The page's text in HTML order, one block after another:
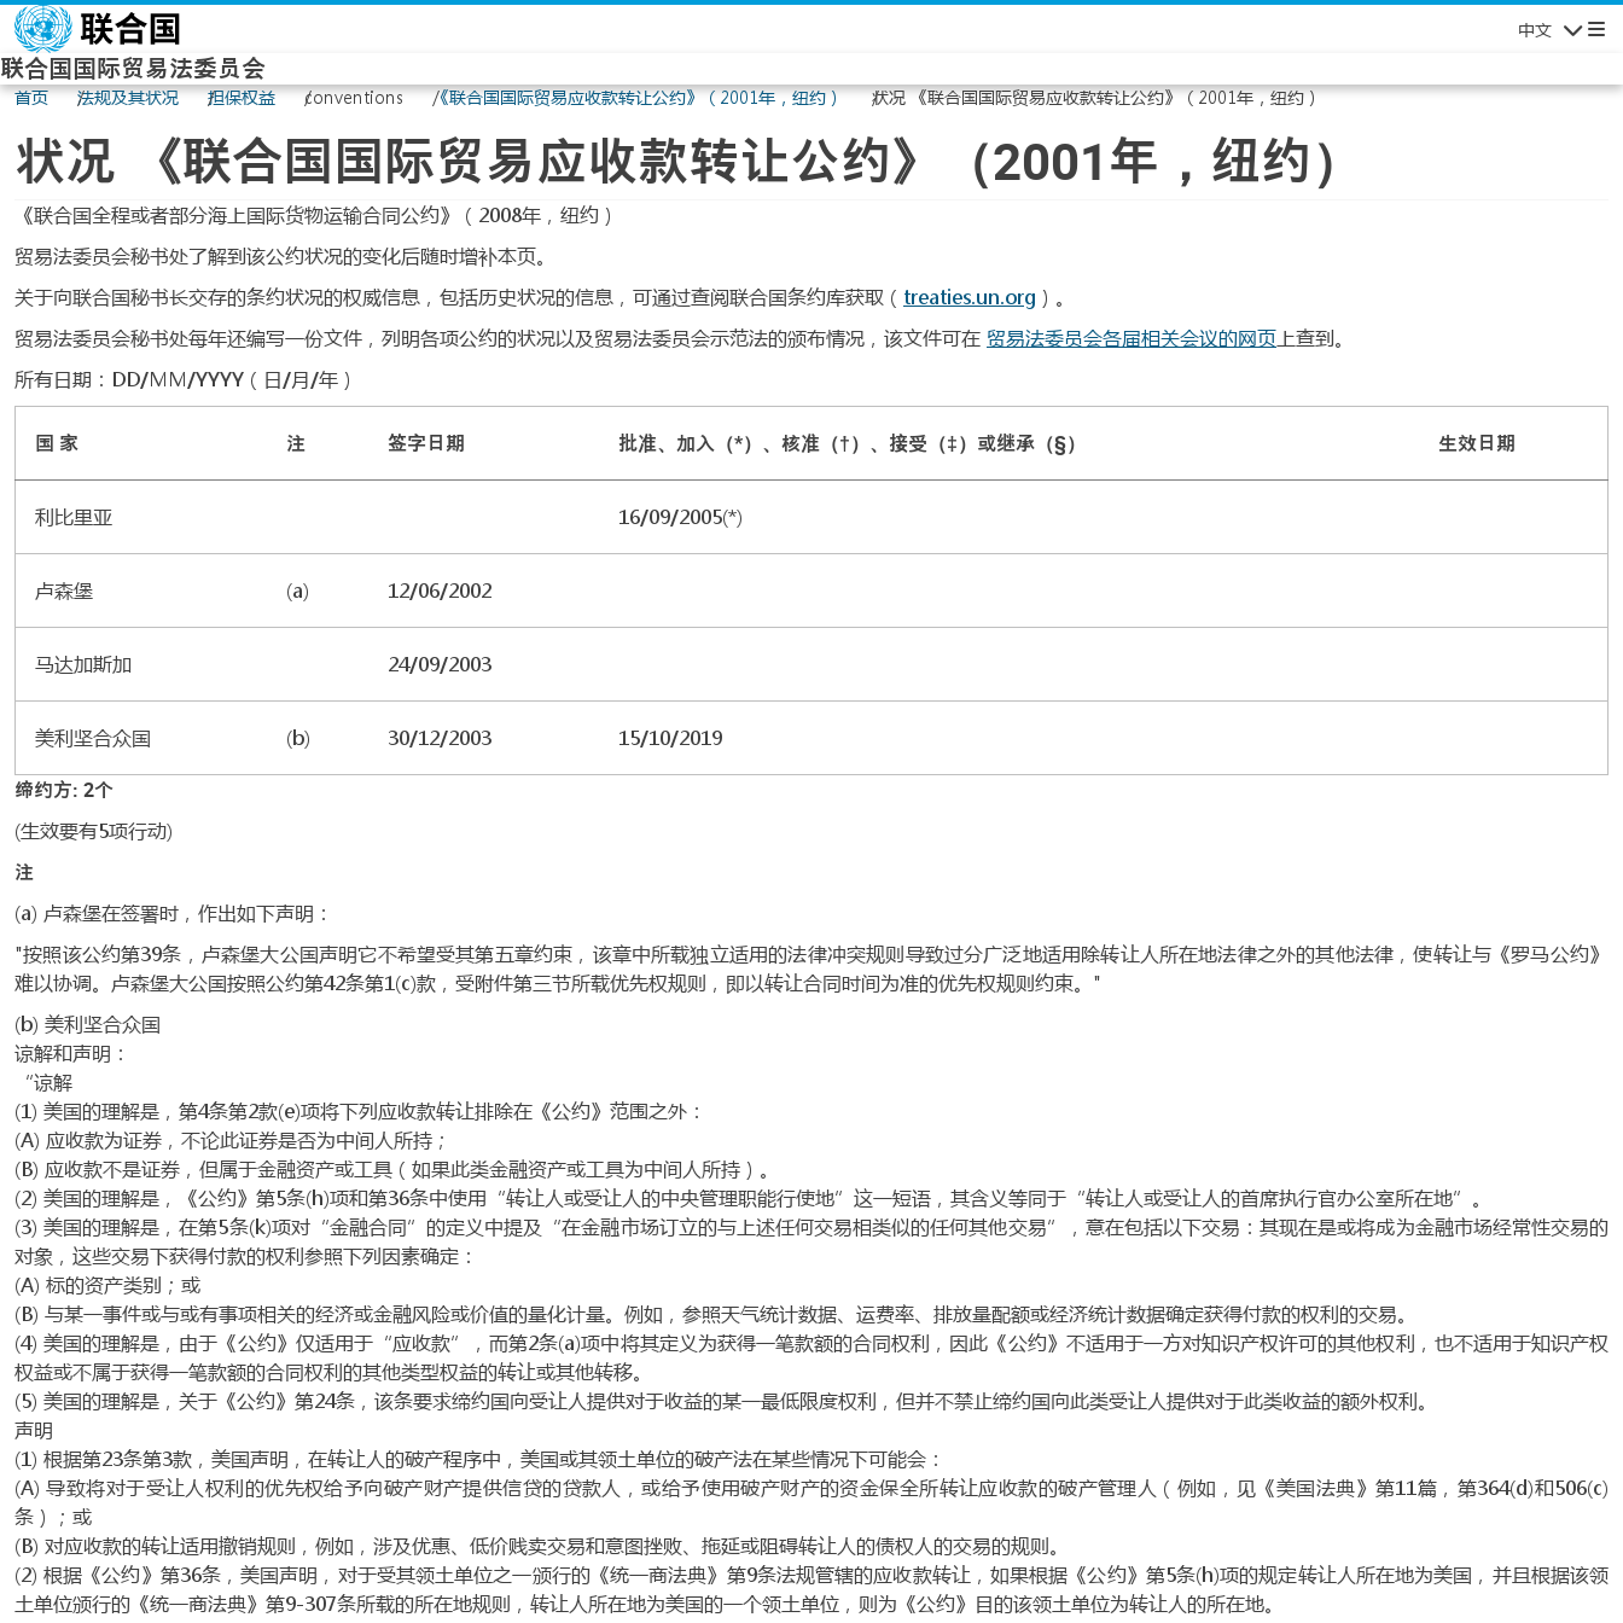
Skip to main content
中文
联合国国际贸易法委员会
首页 法规及其状况 担保权益 conventions 《联合国国际贸易应收款转让公约》（2001年，纽约） 状况 《联合国国际贸易应收款转让公约》（2001年，纽约）
状况 《联合国国际贸易应收款转让公约》（2001年，纽约）
《联合国全程或者部分海上国际货物运输合同公约》（2008年，纽约）
贸易法委员会秘书处了解到该公约状况的变化后随时增补本页。
关于向联合国秘书长交存的条约状况的权威信息，包括历史状况的信息，可通过查阅联合国条约库获取（ treaties.un.org ）。
贸易法委员会秘书处每年还编写一份文件，列明各项公约的状况以及贸易法委员会示范法的颁布情况，该文件可在 贸易法委员会各届相关会议的网页 上查到。
所有日期：DD/MM/YYYY（日/月/年）
国 家 注 签字日期 批准、加入（*）、核准（†）、接受（‡）或继承（§） 生效日期
利比里亚 16/09/2005(*)
卢森堡 (a) 12/06/2002
马达加斯加 24/09/2003
美利坚合众国 (b) 30/12/2003 15/10/2019
缔约方: 2个
(生效要有5项行动)
注
(a) 卢森堡在签署时，作出如下声明：
"按照该公约第39条，卢森堡大公国声明它不希望受其第五章约束，该章中所载独立适用的法律冲突规则导致过分广泛地适用除转让人所在地法律之外的其他法律，使转让与《罗马公约》
难以协调。卢森堡大公国按照公约第42条第1(c)款，受附件第三节所载优先权规则，即以转让合同时间为准的优先权规则约束。"
(b) 美利坚合众国
谅解和声明：
“谅解
(1) 美国的理解是，第4条第2款(e)项将下列应收款转让排除在《公约》范围之外：
(A) 应收款为证券，不论此证券是否为中间人所持；
(B) 应收款不是证券，但属于金融资产或工具（如果此类金融资产或工具为中间人所持）。
(2) 美国的理解是，《公约》第5条(h)项和第36条中使用“转让人或受让人的中央管理职能行使地”这一短语，其含义等同于“转让人或受让人的首席执行官办公室所在地”。
(3) 美国的理解是，在第5条(k)项对“金融合同”的定义中提及“在金融市场订立的与上述任何交易相类似的任何其他交易”，意在包括以下交易：其现在是或将成为金融市场经常性交易的
对象，这些交易下获得付款的权利参照下列因素确定：
(A) 标的资产类别；或
(B) 与某一事件或与或有事项相关的经济或金融风险或价值的量化计量。例如，参照天气统计数据、运费率、排放量配额或经济统计数据确定获得付款的权利的交易。
(4) 美国的理解是，由于《公约》仅适用于“应收款”，而第2条(a)项中将其定义为获得一笔款额的合同权利，因此《公约》不适用于一方对知识产权许可的其他权利，也不适用于知识产权
权益或不属于获得一笔款额的合同权利的其他类型权益的转让或其他转移。
(5) 美国的理解是，关于《公约》第24条，该条要求缔约国向受让人提供对于收益的某一最低限度权利，但并不禁止缔约国向此类受让人提供对于此类收益的额外权利。
声明
(1) 根据第23条第3款，美国声明，在转让人的破产程序中，美国或其领土单位的破产法在某些情况下可能会：
(A) 导致将对于受让人权利的优先权给予向破产财产提供信贷的贷款人，或给予使用破产财产的资金保全所转让应收款的破产管理人（例如，见《美国法典》第11篇，第364(d)和506(c)
条）；或
(B) 对应收款的转让适用撤销规则，例如，涉及优惠、低价贱卖交易和意图挫败、拖延或阻碍转让人的债权人的交易的规则。
(2) 根据《公约》第36条，美国声明，对于受其领土单位之一颁行的《统一商法典》第9条法规管辖的应收款转让，如果根据《公约》第5条(h)项的规定转让人所在地为美国，并且根据该领
土单位颁行的《统一商法典》第9-307条所载的所在地规则，转让人所在地为美国的一个领土单位，则为《公约》目的该领土单位为转让人的所在地。